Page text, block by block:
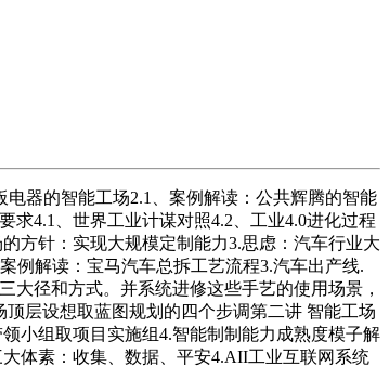
器的智能工场2.1、案例解读：公共辉腾的智能
求4.1、世界工业计谋对照4.2、工业4.0进化过程
方针：实现大规模定制能力3.思虑：汽车行业大
例解读：宝马汽车总拆工艺流程3.汽车出产线.
径和方式。并系统进修这些手艺的使用场景，
层设想取蓝图规划的四个步调第二讲 智能工场
小组取项目实施组4.智能制制能力成熟度模子解
体素：收集、数据、平安4.AII工业互联网系统